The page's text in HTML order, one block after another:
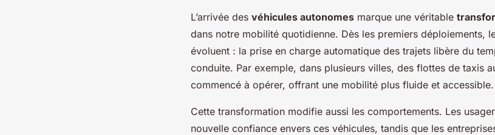
L’arrivée des véhicules autonomes marque une véritable
dans notre mobilité quotidienne. Dès les premiers déploiements,
évoluent : la prise en charge automatique des trajets libère du
conduite. Par exemple, dans plusieurs villes, des flottes de taxis
commencé à opérer, offrant une mobilité plus fluide et accessible.
Cette transformation modifie aussi les comportements. Les
nouvelle confiance envers ces véhicules, tandis que les